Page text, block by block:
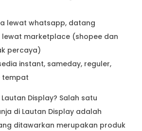
lewat whatsapp, datang
lewat marketplace (shopee dan
percaya)
instant, sameday, reguler,
tempat
Display? Salah satu
di Lautan Display adalah
ditawarkan merupakan produk